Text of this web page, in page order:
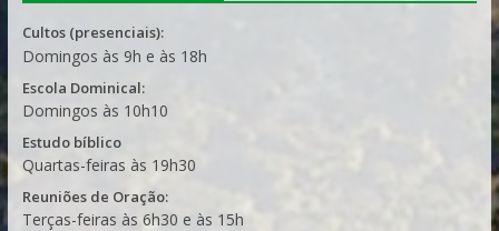
Cultos (presenciais):
Domingos às 9h e às 18h
Escola Dominical:
Domingos às 10h10
Estudo bíblico
Quartas-feiras às 19h30
Reuniões de Oração:
Terças-feiras às 6h30 e às 15h